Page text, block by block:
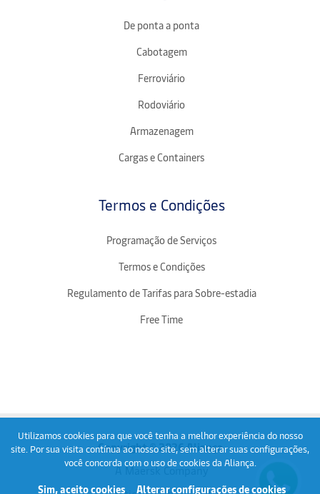
De ponta a ponta
Cabotagem
Ferroviário
Rodoviário
Armazenagem
Cargas e Containers
Termos e Condições
Programação de Serviços
Termos e Condições
Regulamento de Tarifas para Sobre-estadia
Free Time
Copyright © 2026 Aliança
A Maersk Company
Utilizamos cookies para que você tenha a melhor experiência do nosso
site. Por sua visita contínua ao nosso site, sem alterar suas configurações,
você concorda com o uso de cookies da Aliança.
Sim, aceito cookies Alterar configurações de cookies